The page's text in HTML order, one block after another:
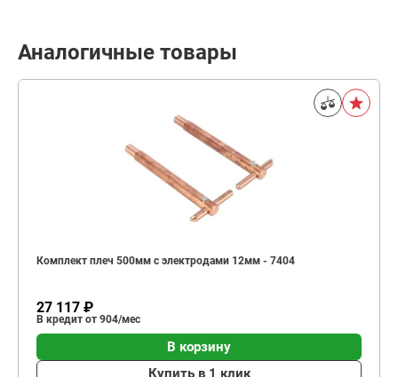
Аналогичные товары
Комплект плеч 500мм с электродами 12мм - 7404
27 117 ₽
В кредит от 904/мес
В корзину
Купить в 1 клик